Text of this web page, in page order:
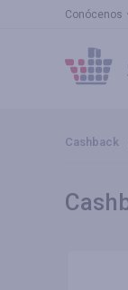
Conócenos
Cashback